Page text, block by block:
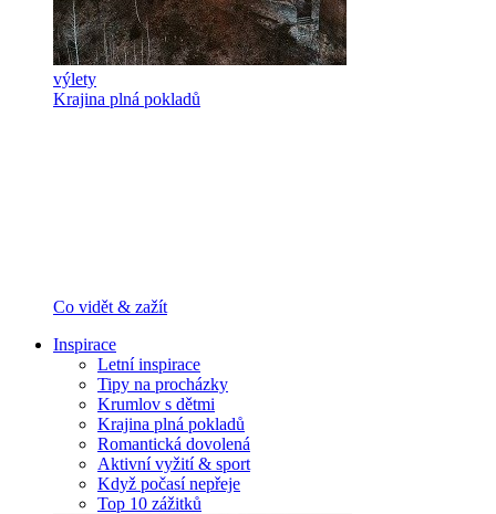
výlety
Krajina plná pokladů
Co vidět & zažít
Inspirace
Letní inspirace
Tipy na procházky
Krumlov s dětmi
Krajina plná pokladů
Romantická dovolená
Aktivní vyžití & sport
Když počasí nepřeje
Top 10 zážitků